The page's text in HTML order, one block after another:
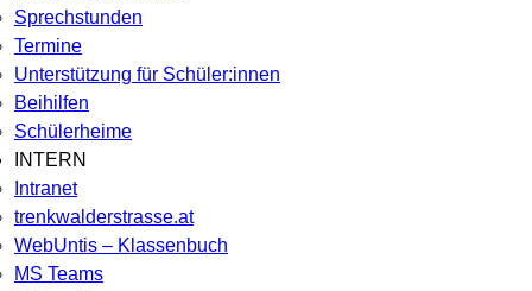
Sprechstunden
Termine
Unterstützung für Schüler:innen
Beihilfen
Schülerheime
INTERN
Intranet
trenkwalderstrasse.at
WebUntis – Klassenbuch
MS Teams